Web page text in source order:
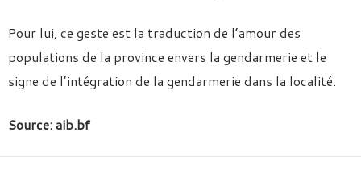
Pour lui, ce geste est la traduction de l’amour des
populations de la province envers la gendarmerie et le
signe de l’intégration de la gendarmerie dans la localité.
Source: aib.bf